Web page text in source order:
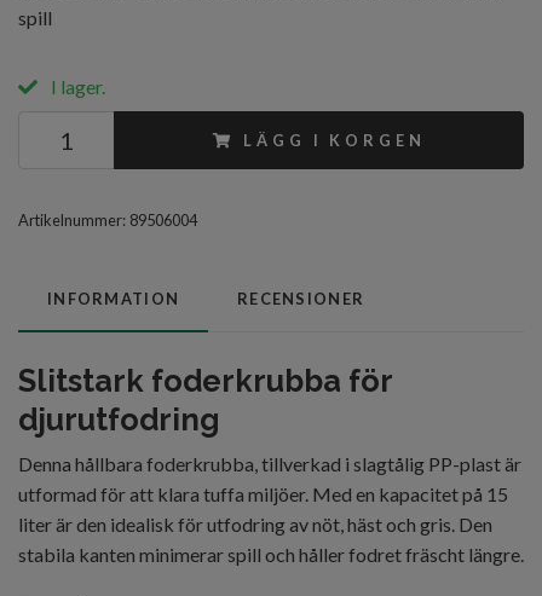
spill
I lager.
LÄGG I KORGEN
Artikelnummer: 89506004
INFORMATION RECENSIONER
Slitstark foderkrubba för
djurutfodring
Denna hållbara foderkrubba, tillverkad i slagtålig PP-plast är
utformad för att klara tuffa miljöer. Med en kapacitet på 15
liter är den idealisk för utfodring av nöt, häst och gris. Den
stabila kanten minimerar spill och håller fodret fräscht längre.